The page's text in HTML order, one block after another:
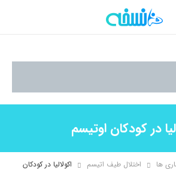
در کودکان اوتیسم
ها اختلال طیف اتیسم
اکولالیا در کودکان